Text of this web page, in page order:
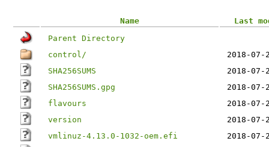
Name
Last
Parent Directory
control/
2018-07-
SHA256SUMS
2018-07-
SHA256SUMS.gpg
2018-07-
flavours
2018-07-
version
2018-07-
vmlinuz-4.13.0-1032-oem.efi
2018-07-